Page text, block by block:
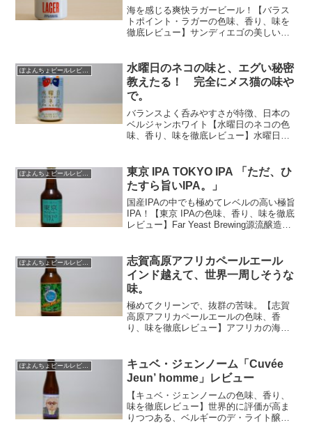
海を感じる爽快ラガービール！【バラス
トポイント・ラガーの色味、香り、味を
徹底レビュー】サンディエゴの美しい海
クール＆ドライに楽しむ、キャンプの必
需品と言える最高のビール！
水曜日のネコの味と、エグい秘密
教えたる！ 完全にメス猫の味や
で。
バランスよく呑みやすさが特徴、日本の
ベルジャンホワイト【水曜日のネコの色
味、香り、味を徹底レビュー】水曜日の
わ。特別な激安特価情報も暴露したるで
ぇ〜〜。
東京 IPA TOKYO IPA 「ただ、ひ
たすら旨いIPA。」
国産IPAの中でも極めてレベルの高い極旨
IPA！【東京 IPAの色味、香り、味を徹底
レビュー】Far Yeast Brewing源流醸造所
高レベルIPA！
ぽよんちょビールレビュー
志賀高原アフリカペールエール
インド越えて、世界一周しそうな
味。
極めてクリーンで、抜群の苦味。【志賀
高原アフリカペールエールの色味、香
り、味を徹底レビュー】アフリカの海で
さ・・・、アフリカどころか、インド越
えて世界一周レベルやでぇ。
ぽよんちょビールレビュー
キュベ・ジェンノーム「Cuvée
Jeun’ homme」レビュー
【キュベ・ジェンノームの色味、香り、
味を徹底レビュー】世界的に評価が高ま
りつつある、ベルギーのデ・ライト醸造